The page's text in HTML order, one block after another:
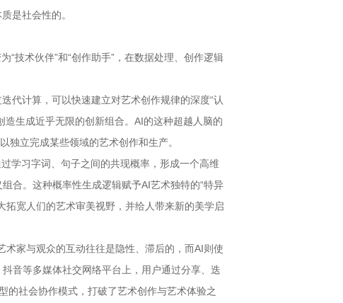
是社会性的。
技术伙伴”和“创作助手”，在数据处理、创作逻辑
代计算，可以快速建立对艺术创作规律的深度“认
生成近乎无限的创新组合。AI的这种超越人脑的
独立完成某些领域的艺术创作和生产。
学习字词、句子之间的共现概率，形成一个高维
合。这种概率性生成逻辑赋予AI艺术独特的“特异
宽人们的艺术审美视野，并给人带来新的美学启
术家与观众的互动往往是隐性、滞后的，而AI则使
音等多媒体社交网络平台上，用户通过分享、迭
的社会协作模式，打破了艺术创作与艺术体验之